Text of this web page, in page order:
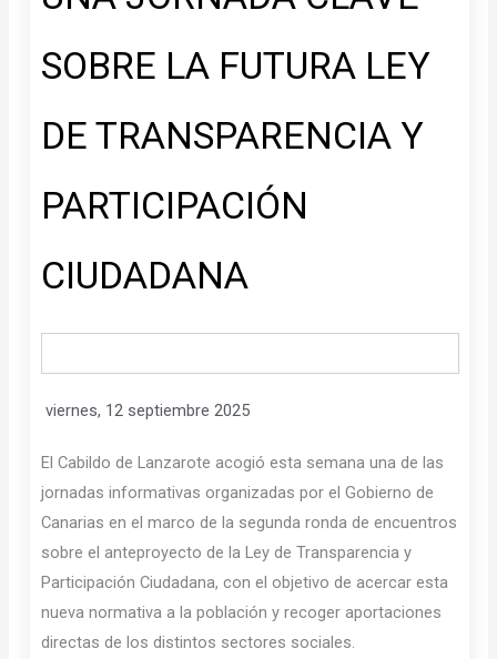
SOBRE LA FUTURA LEY
DE TRANSPARENCIA Y
PARTICIPACIÓN
CIUDADANA
viernes, 12 septiembre 2025
El Cabildo de Lanzarote acogió esta semana una de las
jornadas informativas organizadas por el Gobierno de
Canarias en el marco de la segunda ronda de encuentros
sobre el anteproyecto de la Ley de Transparencia y
Participación Ciudadana, con el objetivo de acercar esta
nueva normativa a la población y recoger aportaciones
directas de los distintos sectores sociales.